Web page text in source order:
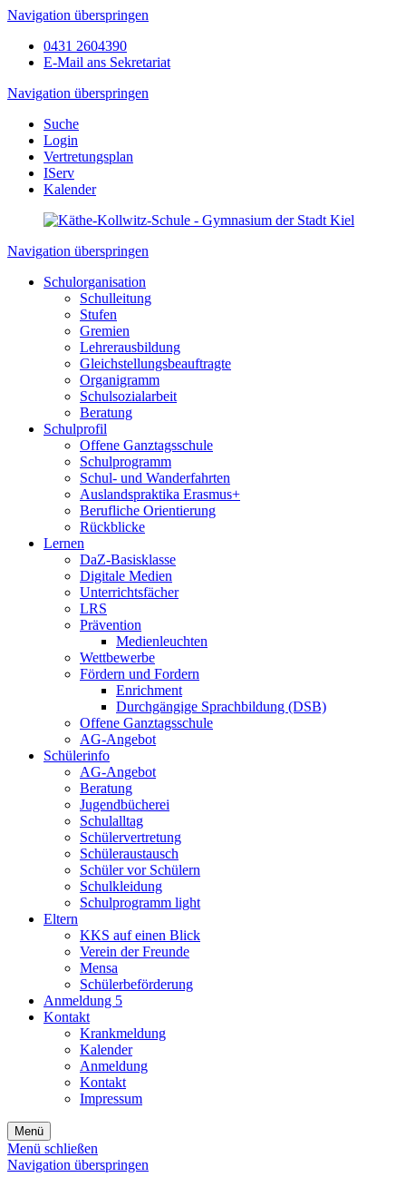
Navigation überspringen
0431 2604390
E-Mail ans Sekretariat
Navigation überspringen
Suche
Login
Vertretungsplan
IServ
Kalender
Navigation überspringen
Schulorganisation
Schulleitung
Stufen
Gremien
Lehrerausbildung
Gleichstellungsbeauftragte
Organigramm
Schulsozialarbeit
Beratung
Schulprofil
Offene Ganztagsschule
Schulprogramm
Schul- und Wanderfahrten
Auslandspraktika Erasmus+
Berufliche Orientierung
Rückblicke
Lernen
DaZ-Basisklasse
Digitale Medien
Unterrichtsfächer
LRS
Prävention
Medienleuchten
Wettbewerbe
Fördern und Fordern
Enrichment
Durchgängige Sprachbildung (DSB)
Offene Ganztagsschule
AG-Angebot
Schülerinfo
AG-Angebot
Beratung
Jugendbücherei
Schulalltag
Schülervertretung
Schüleraustausch
Schüler vor Schülern
Schulkleidung
Schulprogramm light
Eltern
KKS auf einen Blick
Verein der Freunde
Mensa
Schülerbeförderung
Anmeldung 5
Kontakt
Krankmeldung
Kalender
Anmeldung
Kontakt
Impressum
Menü
Menü schließen
Navigation überspringen